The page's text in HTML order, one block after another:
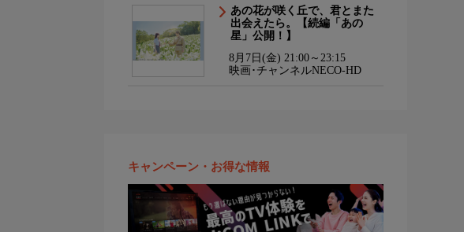
あの花が咲く丘で、君とまた
出会えたら。【続編「あの
星」公開！】
8月7日(金) 21:00～23:15
映画･チャンネルNECO-HD
キャンペーン・お得な情報